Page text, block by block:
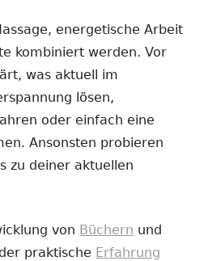
energetische Arbeit
kombiniert werden. Vor
was aktuell im
lösen,
oder einfach eine
Ansonsten probieren
zu deiner aktuellen
von Büchern und
praktische Erfahrung